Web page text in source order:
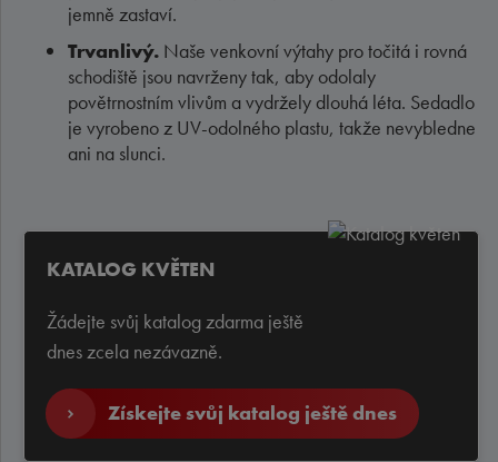
KATALOG KVĚTEN
Žádejte svůj katalog zdarma ještě
dnes zcela nezávazně.
Získejte svůj katalog ještě dnes
jemně zastaví.
Trvanlivý. Naše venkovní výtahy pro točitá i rovná
schodiště jsou navrženy tak, aby odolaly
povětrnostním vlivům a vydržely dlouhá léta. Sedadlo
je vyrobeno z UV-odolného plastu, takže nevybledne
ani na slunci.